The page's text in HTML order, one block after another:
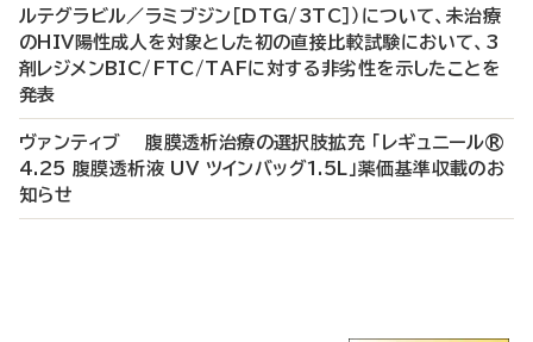
ルテグラビル／ラミブジン［DTG/3TC］）について、未治療
のHIV陽性成人を対象とした初の直接比較試験において、3
剤レジメンBIC/FTC/TAFに対する非劣性を示したことを
発表
ヴァンティブ 腹膜透析治療の選択肢拡充 「レギュニール®
4.25 腹膜透析液 UV ツインバッグ1.5L」薬価基準収載のお
知らせ